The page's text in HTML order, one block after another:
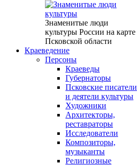
Знаменитые люди
культуры России на карте
Псковской области
Краеведение
Персоны
Краеведы
Губернаторы
Псковские писатели
и деятели культуры
Художники
Архитекторы,
реставраторы
Исследователи
Композиторы,
музыканты
Религиозные